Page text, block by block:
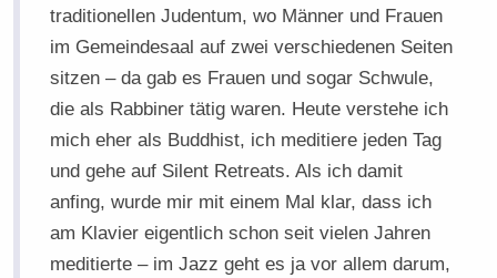
traditionellen Judentum, wo Männer und Frauen
im Gemeindesaal auf zwei verschiedenen Seiten
sitzen – da gab es Frauen und sogar Schwule,
die als Rabbiner tätig waren. Heute verstehe ich
mich eher als Buddhist, ich meditiere jeden Tag
und gehe auf Silent Retreats. Als ich damit
anfing, wurde mir mit einem Mal klar, dass ich
am Klavier eigentlich schon seit vielen Jahren
meditierte – im Jazz geht es ja vor allem darum,